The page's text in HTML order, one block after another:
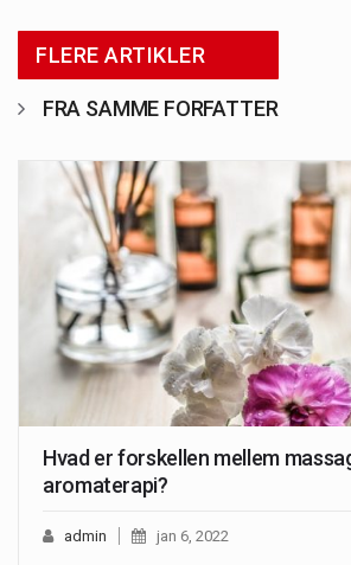
FLERE ARTIKLER
FRA SAMME FORFATTER
Hvad er forskellen mellem
aromaterapi?
admin jan 6, 2022